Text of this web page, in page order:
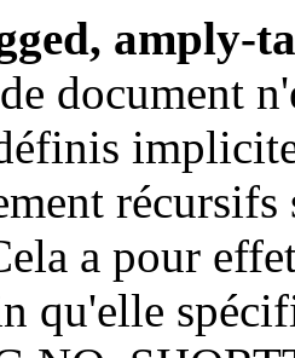
amply-
document
a pour
qu'elle